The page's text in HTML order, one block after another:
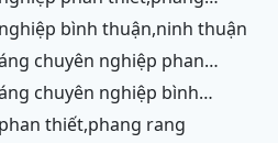
ranhbình thuận,ninh thuận
hy,cam ranh,ninh
thiết,phang rang